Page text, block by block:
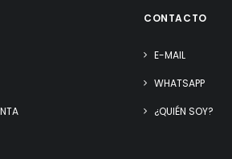
CONTACTO
E-MAIL
WHATSAPP
¿QUIÉN SOY?